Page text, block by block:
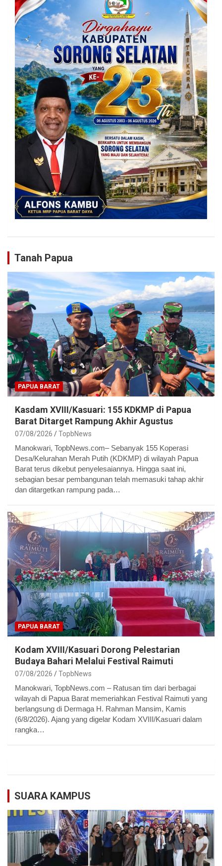
Tanah Papua
PAPUA BARAT
Kasdam XVIII/Kasuari: 155 KDKMP di Papua
Barat Ditarget Rampung Akhir Agustus
07/08/2026 TopbNews
Manokwari, TopbNews.com– Sebanyak 155 Koperasi
Desa/Kelurahan Merah Putih (KDKMP) di wilayah Papua
Barat terus dikebut penyelesaiannya. Hingga saat ini,
sebagian besar pembangunan telah memasuki tahap akhir
dan ditargetkan rampung pada…
PAPUA BARAT
Kodam XVIII/Kasuari Dorong Pelestarian
Budaya Bahari Melalui Festival Raimuti
07/08/2026 TopbNews
Manokwari, TopbNews.com – Ratusan tim dari berbagai
wilayah di Papua Barat memeriahkan Festival Raimuti yang
berlangsung di Dermaga H. Rahman Mansim, Kamis
(6/8/2026). Ajang yang digelar Kodam XVIII/Kasuari dalam
rangka…
SUARA KAMPUS